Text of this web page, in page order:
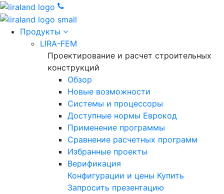
Продукты
LIRA-FEM
Проектирование и расчет строительных
конструкций
Обзор
Новые возможности
Cистемы и процессоры
Доступные нормы Еврокод
Применение программы
Сравнение расчетных программ
Избранные проекты
Верификация
Конфигурации и цены Купить
Запросить презентацию